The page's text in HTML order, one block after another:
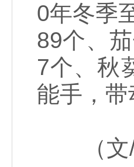
0年冬季
89个、
7个、秋
能手，
（文/